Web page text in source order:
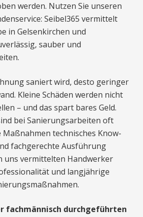
werden. Nutzen Sie unseren
Seibel365 vermittelt
in Gelsenkirchen und
sauber und
saniert wird, desto geringer
Kleine Schäden werden nicht
– und das spart bares Geld.
bei Sanierungsarbeiten oft
Maßnahmen technisches Know-
fachgerechte Ausführung
uns vermittelten Handwerker
und langjährige
fachmännisch durchgeführten